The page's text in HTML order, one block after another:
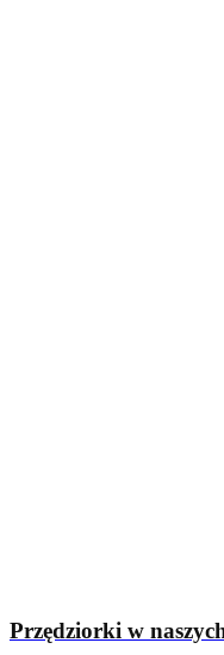
Przędziorki w